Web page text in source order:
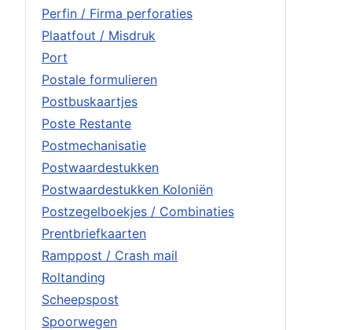
Perfin / Firma perforaties
Plaatfout / Misdruk
Port
Postale formulieren
Postbuskaartjes
Poste Restante
Postmechanisatie
Postwaardestukken
Postwaardestukken Koloniën
Postzegelboekjes / Combinaties
Prentbriefkaarten
Ramppost / Crash mail
Roltanding
Scheepspost
Spoorwegen